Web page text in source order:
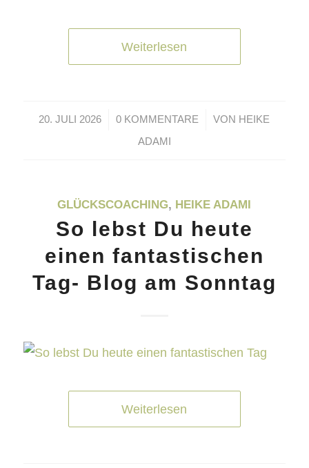
Weiterlesen
20. JULI 2026
/ 0 KOMMENTARE
/ VON HEIKE
ADAMI
GLÜCKSCOACHING, HEIKE ADAMI
So lebst Du heute
einen fantastischen
Tag- Blog am Sonntag
Weiterlesen